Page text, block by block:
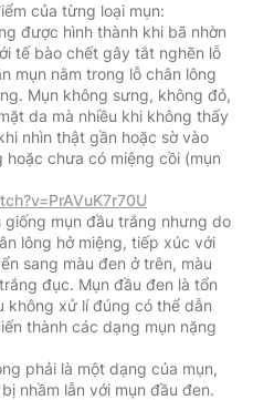
của từng loại mụn:
được hình thành khi bã nhờn
tế bào chết gây tắt nghẽn lỗ
mụn nằm trong lỗ chân lông
Mụn không sưng, không đỏ,
da mà nhiều khi không thấy
nhìn thật gần hoặc sờ vào
chưa có miệng cồi (mụn
giống mụn đầu trắng nhưng do
lông hở miệng, tiếp xúc với
sang màu đen ở trên, màu
đục. Mụn đầu đen là tổn
không xử lí đúng có thể dẫn
thành các dạng mụn nặng
phải là một dạng của mụn,
nhầm lẫn với mụn đầu đen.